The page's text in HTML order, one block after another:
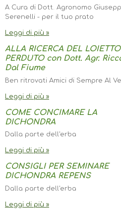
A Cura di Dott. Agronomo
Serenelli - per il tuo prato
Leggi di più »
ALLA RICERCA DEL LOIETTO
PERDUTO con Dott. Agr.
Dal Fiume
Ben ritrovati Amici di Sempre Al
Leggi di più »
COME CONCIMARE LA
DICHONDRA
Dalla parte dell'erba
Leggi di più »
CONSIGLI PER SEMINARE
DICHONDRA REPENS
Dalla parte dell'erba
Leggi di più »